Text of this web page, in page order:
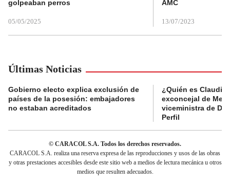
golpeaban perros
05/05/2025
AMC
13/07/2023
Últimas Noticias
Gobierno electo explica exclusión de
países de la posesión: embajadores
no estaban acreditados
¿Quién es Claudia
exconcejal de
viceministra de
Perfil
© CARACOL S.A. Todos los derechos reservados.
CARACOL S.A. realiza una reserva expresa de las reproducciones y usos de las obras
y otras prestaciones accesibles desde este sitio web a medios de lectura mecánica u otros
medios que resulten adecuados.